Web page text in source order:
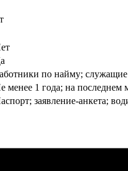
по найму; служащие
менее 1 года; на последнем
заявление-анкета;